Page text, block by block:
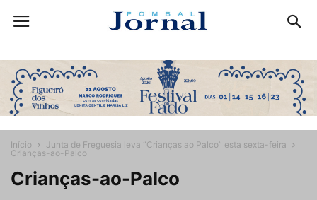
Início
Junta de Freguesia leva “Crianças ao Palco” esta sexta-feira
Crianças-ao-Palco
Crianças-ao-Palco